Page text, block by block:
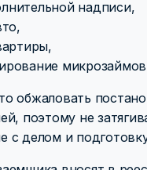
надписи,
обжаловать
поэтому не
с делом и